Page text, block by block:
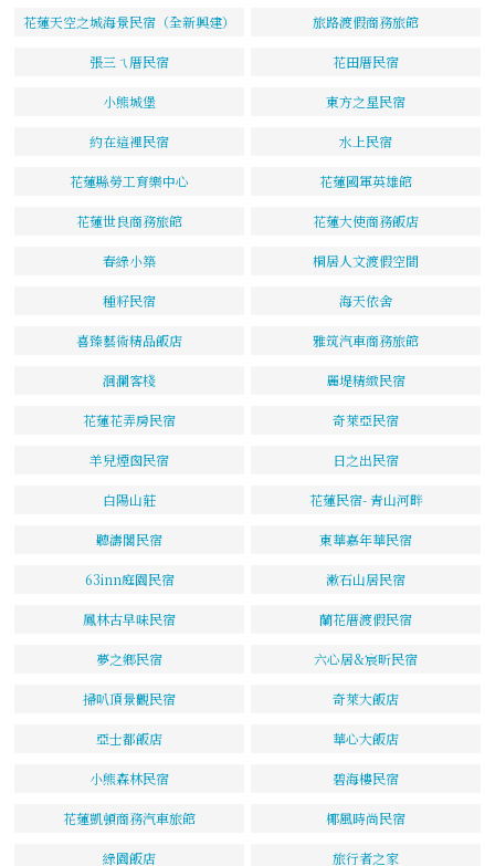
花蓮天空之城海景民宿（全新興建） 旅路渡假商務旅館
張三ㄟ厝民宿 花田厝民宿
小熊城堡 東方之星民宿
約在這裡民宿 水上民宿
花蓮縣勞工育樂中心 花蓮國軍英雄館
花蓮世良商務旅館 花蓮大使商務飯店
春綠小築 桐居人文渡假空間
種籽民宿 海天依舍
喜臻藝術精品飯店 雅筑汽車商務旅館
洄瀾客棧 麗堤精緻民宿
花蓮花弄房民宿 奇萊亞民宿
羊兒煙囪民宿 日之出民宿
白陽山莊 花蓮民宿- 青山河畔
聽濤閣民宿 東華嘉年華民宿
63inn庭園民宿 漱石山居民宿
鳳林古早味民宿 蘭花厝渡假民宿
夢之鄉民宿 六心居&宸昕民宿
掃叭頂景觀民宿 奇萊大飯店
亞士都飯店 華心大飯店
小熊森林民宿 碧海樓民宿
花蓮凱頓商務汽車旅館 椰風時尚民宿
綠園飯店 旅行者之家